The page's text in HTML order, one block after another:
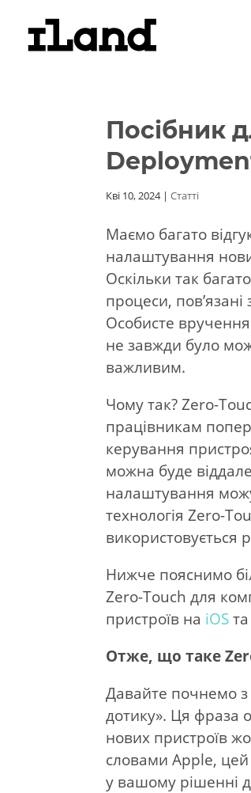
Посібник
Кві 10, 2024|Статті
Маємо багато
налаштування
Оскільки так
процеси,
Особисте
не завжди було
важливим.
Чому так? Zero-
працівникам
керування
можна буде
налаштування
технологія Zero-
використовується
Нижче пояснимо
Zero-Touch для
пристроїв на iOSта
Отже, що таке
Давайте почнемо з
дотику». Ця фраза
нових пристроїв
словами Apple, цей
у вашому рішенні